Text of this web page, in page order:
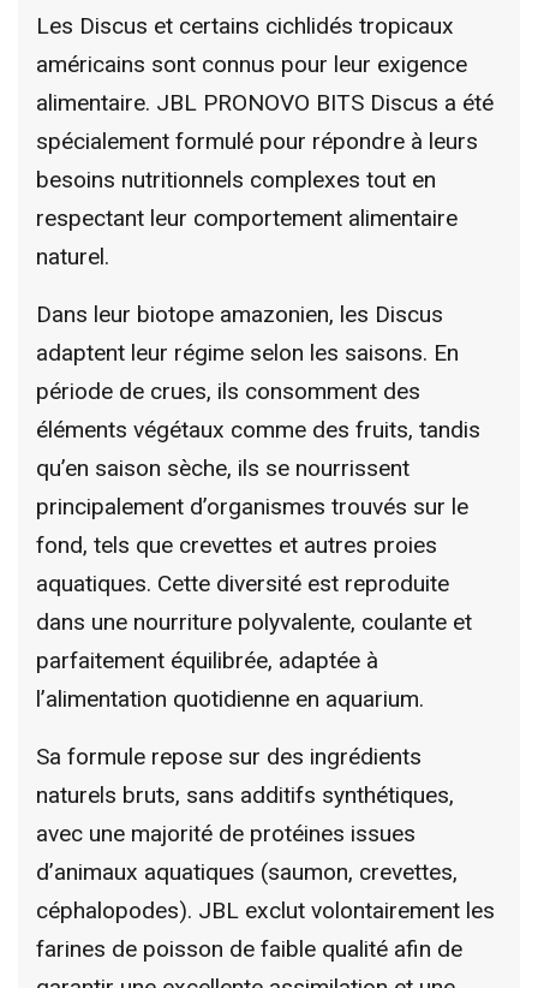
Les Discus et certains cichlidés tropicaux
américains sont connus pour leur exigence
alimentaire. JBL PRONOVO BITS Discus a été
spécialement formulé pour répondre à leurs
besoins nutritionnels complexes tout en
respectant leur comportement alimentaire
naturel.
Dans leur biotope amazonien, les Discus
adaptent leur régime selon les saisons. En
période de crues, ils consomment des
éléments végétaux comme des fruits, tandis
qu’en saison sèche, ils se nourrissent
principalement d’organismes trouvés sur le
fond, tels que crevettes et autres proies
aquatiques. Cette diversité est reproduite
dans une nourriture polyvalente, coulante et
parfaitement équilibrée, adaptée à
l’alimentation quotidienne en aquarium.
Sa formule repose sur des ingrédients
naturels bruts, sans additifs synthétiques,
avec une majorité de protéines issues
d’animaux aquatiques (saumon, crevettes,
céphalopodes). JBL exclut volontairement les
farines de poisson de faible qualité afin de